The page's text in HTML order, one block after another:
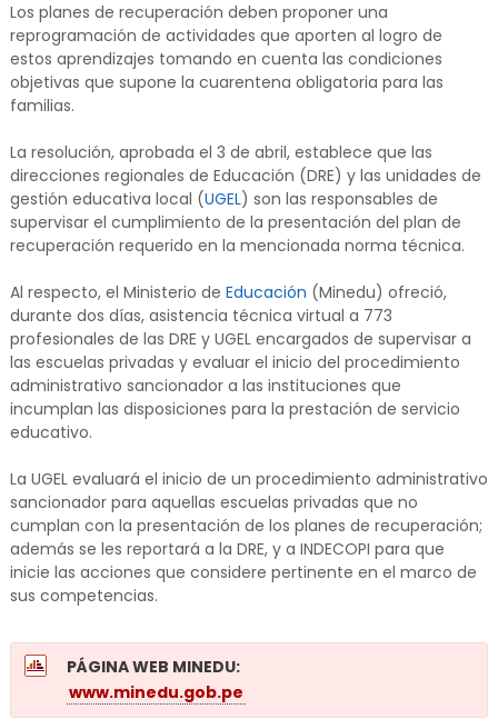
Los planes de recuperación deben proponer una
reprogramación de actividades que aporten al logro de
estos aprendizajes tomando en cuenta las condiciones
objetivas que supone la cuarentena obligatoria para las
familias.
La resolución, aprobada el 3 de abril, establece que las
direcciones regionales de Educación (DRE) y las unidades de
gestión educativa local (UGEL) son las responsables de
supervisar el cumplimiento de la presentación del plan de
recuperación requerido en la mencionada norma técnica.
Al respecto, el Ministerio de Educación (Minedu) ofreció,
durante dos días, asistencia técnica virtual a 773
profesionales de las DRE y UGEL encargados de supervisar a
las escuelas privadas y evaluar el inicio del procedimiento
administrativo sancionador a las instituciones que
incumplan las disposiciones para la prestación de servicio
educativo.
La UGEL evaluará el inicio de un procedimiento administrativo
sancionador para aquellas escuelas privadas que no
cumplan con la presentación de los planes de recuperación;
además se les reportará a la DRE, y a INDECOPI para que
inicie las acciones que considere pertinente en el marco de
sus competencias.
PÁGINA WEB MINEDU:
www.minedu.gob.pe